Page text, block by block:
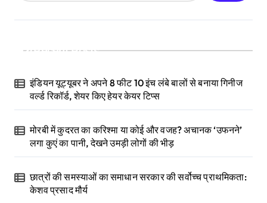
Recent Posts
इंडियन यूट्यूबर ने अपने 8 फीट 10 इंच लंबे बालों से बनाया गिनीज
वर्ल्ड रिकॉर्ड, शेयर किए हेयर केयर टिप्स
मोरबी में कुदरत का करिश्मा या कोई और वजह? अचानक ‘उफनने’
लगा कुएं का पानी, देखने उमड़ी लोगों की भीड़
छात्रों की समस्याओं का समाधान सरकार की सर्वोच्च प्राथमिकता:
केशव प्रसाद मौर्य